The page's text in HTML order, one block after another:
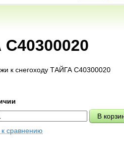
к снегоходу ТАЙГА С40300020
к сравнению